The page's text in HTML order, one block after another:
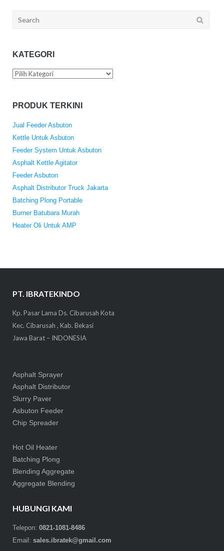
Search
KATEGORI
Kategori
PRODUK TERKINI
Jual Feeder Asbuton
Kettle Untuk Asbuton
Feeder System Untuk Asbuton
Asphalt Kettle Agitator
Feeder Asbuton
Asphalt Distributor Truck Jakarta
Batching Plong Portable
Burner Batubara Murah
Heater Oli Untuk AMP
PT. IBRATEKINDO
Kp. Pasar Lama Ds. Cibarusah Kota
Kec. Cibarusah , Kab. Bekasi
Jawa Barat – INDONESIA
Asphalt Sprayer
Asphalt Distributor
Slurry Paver
Asbuton Feeder
Chip Spreader
Hot Oil Heater
Batching Plong
Blending Aggregate
Aggregate Blending
HUBUNGI KAMI
Telepon: 0821-1081-8486
Email: sales.ibratek@gmail.com